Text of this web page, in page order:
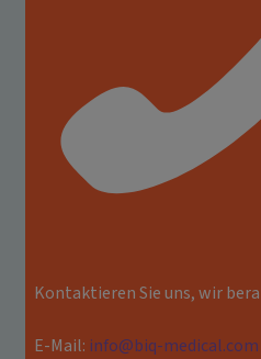
Kontaktieren Sie uns, wir
E-Mail: info@biq-medical.com